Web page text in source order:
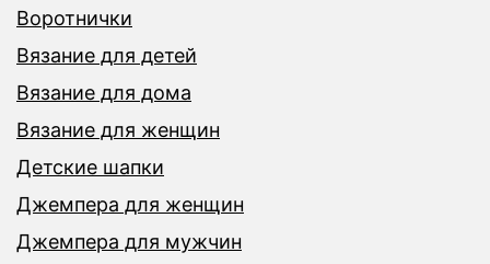
Воротнички
Вязание для детей
Вязание для дома
Вязание для женщин
Детские шапки
Джемпера для женщин
Джемпера для мужчин